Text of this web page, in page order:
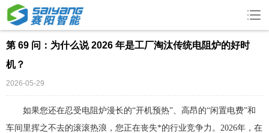
第 69 问：为什么说 2026 年是工厂淘汰传统电阻炉的好时
机？
2026-05-29
如果您还在忍受电阻炉漫长的“开机预热”、高昂的“闲置电费”和
车间里挥之不去的滚滚热浪，您正在丧失*的行业竞争力。2026年，在